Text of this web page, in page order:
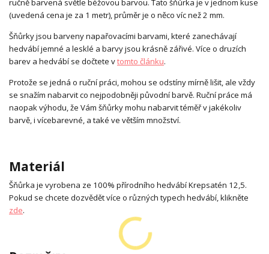
ručně barvená světle béžovou barvou. Tato šňůrka je v jednom kuse
(uvedená cena je za 1 metr), průměr je o něco víc než 2 mm.
Šňůrky jsou barveny napařovacími barvami, které zanechávají
hedvábí jemné a lesklé a barvy jsou krásně zářivé. Více o druzích
barev a hedvábí se dočtete vtomto článku.
Protože se jedná o ruční práci, mohou se odstíny mírně lišit, ale vždy
se snažím nabarvit co nejpodobněji původní barvě. Ruční práce má
naopak výhodu, že Vám šňůrky mohu nabarvit téměř v jakékoliv
barvě, i vícebarevné, a také ve větším množství.
Materiál
Šňůrka je vyrobena ze 100% přírodního hedvábí Krepsatén 12,5.
Pokud se chcete dozvědět více o různých typech hedvábí, klikněte
zde.